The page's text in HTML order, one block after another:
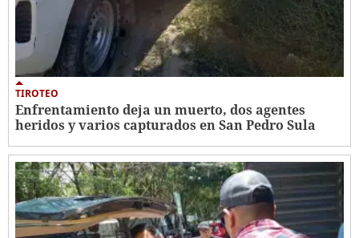
TIROTEO
Enfrentamiento deja un muerto, dos agentes
heridos y varios capturados en San Pedro Sula